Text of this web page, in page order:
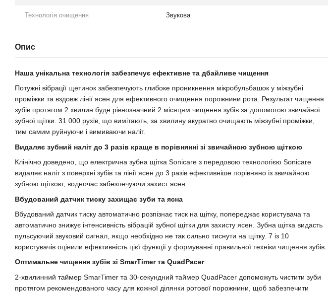
Технологія очищення Звукова
Опис
Наша унікальна технологія забезпечує ефективне та дбайливе чищення
Потужні вібрації щетинок забезпечують глибоке проникнення мікробульбашок у міжзубні
проміжки та вздовж лінії ясен для ефективного очищення порожнини рота. Результат чищення
зубів протягом 2 хвилин буде рівнозначний 2 місяцям чищення зубів за допомогою звичайної
зубної щітки. 31 000 рухів, що вимітають, за хвилину акуратно очищають міжзубні проміжки,
тим самим руйнуючи і вимиваючи наліт.
Видаляє зубний наліт до 3 разів краще в порівнянні зі звичайною зубною щіткою
Клінічно доведено, що електрична зубна щітка Sonicare з передовою технологією Sonicare
видаляє наліт з поверхні зубів та лінії ясен до 3 разів ефективніше порівняно із звичайною
зубною щіткою, водночас забезпечуючи захист ясен.
Вбудований датчик тиску захищає зуби та ясна
Вбудований датчик тиску автоматично розпізнає тиск на щітку, попереджає користувача та
автоматично знижує інтенсивність вібрацій зубної щітки для захисту ясен. Зубна щітка видасть
пульсуючий звуковий сигнал, якщо необхідно не так сильно тиснути на щітку. 7 із 10
користувачів оцінили ефективність цієї функції у формуванні правильної техніки чищення зубів.
Оптимальне чищення зубів зі SmarTimer та QuadPacer
2-хвилинний таймер SmarTimer та 30-секундний таймер QuadPacer допоможуть чистити зуби
протягом рекомендованого часу для кожної ділянки ротової порожнини, щоб забезпечити